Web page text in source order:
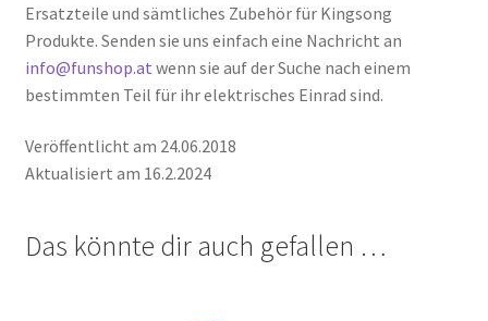
Ersatzteile und sämtliches Zubehör für Kingsong
Produkte. Senden sie uns einfach eine Nachricht an
info@funshop.at wenn sie auf der Suche nach einem
bestimmten Teil für ihr elektrisches Einrad sind.
Veröffentlicht am 24.06.2018
Aktualisiert am 16.2.2024
Das könnte dir auch gefallen …